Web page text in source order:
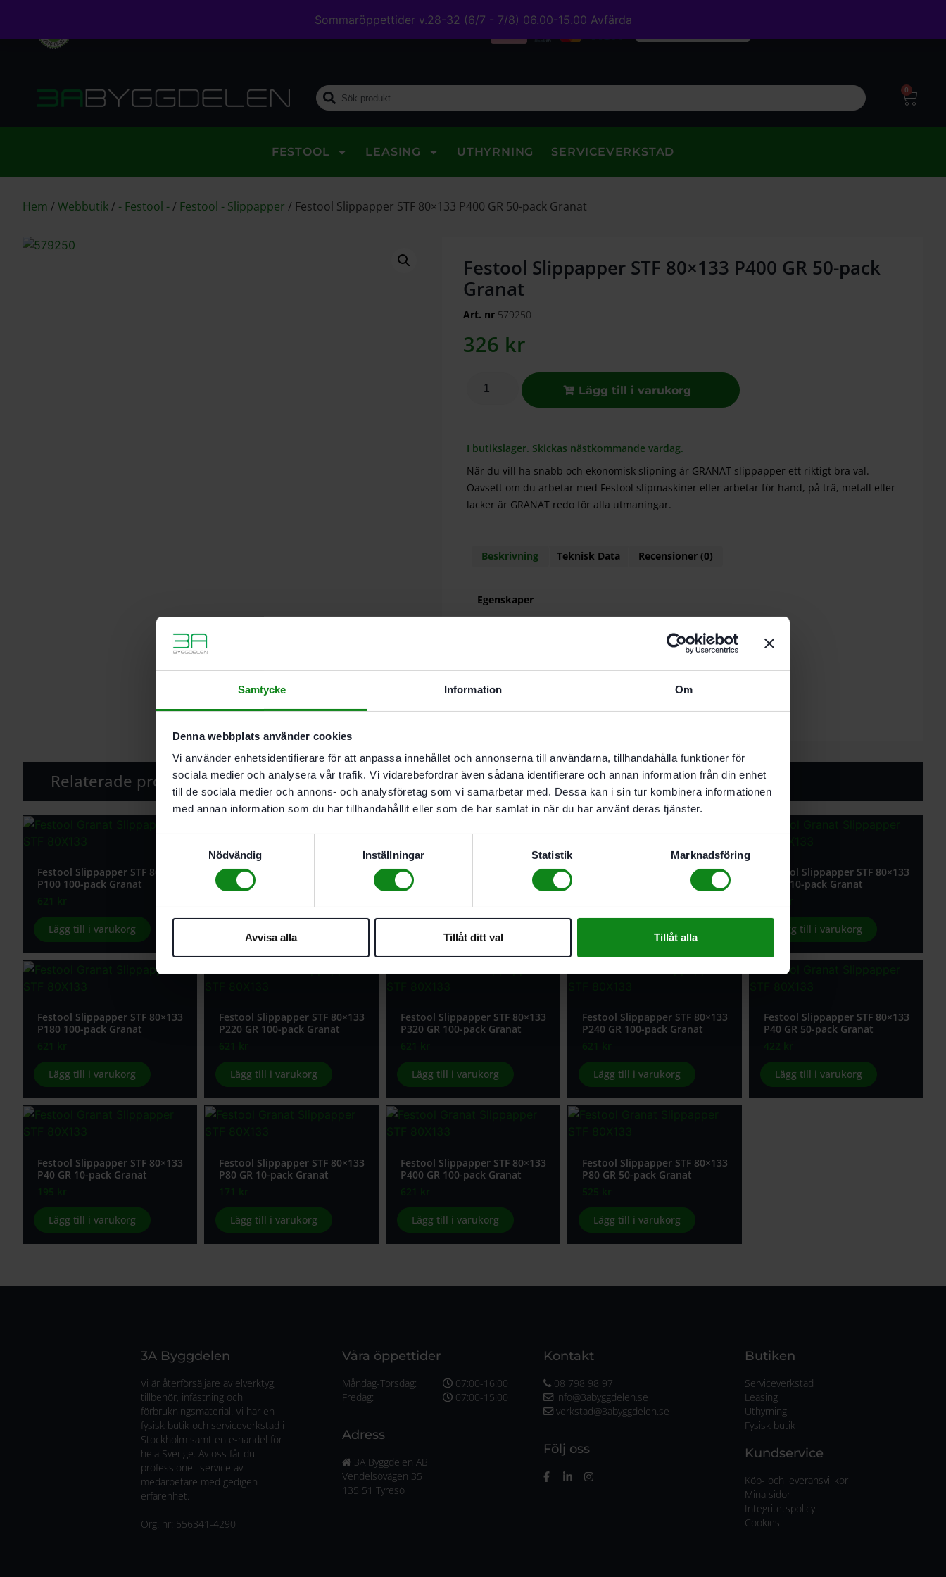
Samtycke Information Om
Denna webbplats använder cookies
Vi använder enhetsidentifierare för att anpassa innehållet och annonserna till användarna, tillhandahålla funktioner för
sociala medier och analysera vår trafik. Vi vidarebefordrar även sådana identifierare och annan information från din enhet
till de sociala medier och annons- och analysföretag som vi samarbetar med. Dessa kan i sin tur kombinera informationen
med annan information som du har tillhandahållit eller som de har samlat in när du har använt deras tjänster.
Nödvändig
Inställningar Statistik Marknadsföring
Avvisa alla Tillåt ditt val Tillåt alla
Sommaröppettider v.28-32 (6/7 - 7/8) 06.00-15.00 Avfärda
Smidig leverans
0
FESTOOL LEASING UTHYRNING SERVICEVERKSTAD
Hem /Webbutik/ - Festool -/ Festool - Slippapper / Festool Slippapper STF 80×133 P400 GR 50-pack Granat
Festool Slippapper STF 80×133 P400 GR 50-pack
Granat
Art. nr 579250
326 kr
Lägg till i varukorg
I butikslager. Skickas nästkommande vardag.
När du vill ha snabb och ekonomisk slipning är GRANAT slippapper ett riktigt bra val.
Oavsett om du arbetar med Festool slipmaskiner eller arbetar för hand, på trä, metall eller
lacker är GRANAT redo för alla utmaningar.
Beskrivning Teknisk Data Recensioner (0)
Egenskaper
Rekommenderas särskilt för VOC-lacker
Bearbetning av extremt hårda underlag
Bearbetning av plast. mineralmaterial. akryl. spackel. filler
För RTS 400, RTSC 400, RS 400, RS 4 och LS 130
Relaterade produkter
Festool Slippapper STF 80X133
P100 100-pack Granat
621 kr
Lägg till i varukorg
Festool Slippapper STF 80×133
P120 10-pack Granat
Festool Slippapper STF 80×133
P120 100-pack Granat
Lägg till i varukorg
Festool Slippapper STF 80×133
Lägg till i varukorg
Festool Slippapper STF 80×133
P180 10-pack Granat
Lägg till i varukorg
Festool Slippapper STF 80×133
P180 100-pack Granat
621 kr
Lägg till i varukorg
Festool Slippapper STF 80×133
P220 GR 100-pack Granat
621 kr
Lägg till i varukorg
Festool Slippapper STF 80×133
P320 GR 100-pack Granat
621 kr
Lägg till i varukorg
Festool Slippapper STF 80×133
P240 GR 100-pack Granat
621 kr
Lägg till i varukorg
Festool Slippapper STF 80×133
P40 GR 50-pack Granat
422 kr
Lägg till i varukorg
Festool Slippapper STF 80×133
P40 GR 10-pack Granat
195 kr
Lägg till i varukorg
Festool Slippapper STF 80×133
P80 GR 10-pack Granat
171 kr
Lägg till i varukorg
Festool Slippapper STF 80×133
P400 GR 100-pack Granat
621 kr
Lägg till i varukorg
Festool Slippapper STF 80×133
P80 GR 50-pack Granat
525 kr
Lägg till i varukorg
3A Byggdelen
Vi är återförsäljare av elverktyg,
tillbehör, infästning och
förbrukningsmaterial. Vi har en
fysisk butik och serviceverkstad i
Stockholm samt en e-handel för
hela Sverige. Av oss får du
professionell service av
medarbetare med gedigen
erfarenhet.
Org. nr: 556341-4290
Våra öppettider
Måndag-Torsdag:
Fredag:
07:00-16:00
07:00-15:00
Adress
3A Byggdelen AB
Vendelsövägen 35
135 51 Tyresö
Kontakt
08 798 98 97
info@3abyggdelen.se
verkstad@3abyggdelen.se
Följ oss
Butiken
Serviceverkstad
Leasing
Uthyrning
Fysisk butik
Kundservice
Köp- och leveransvillkor
Mina sidor
Integritetspolicy
Cookies